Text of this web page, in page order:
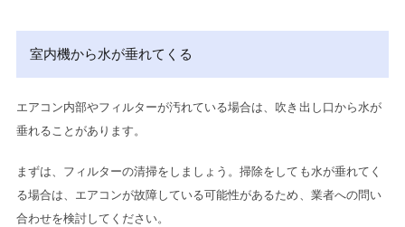
室内機から水が垂れてくる
エアコン内部やフィルターが汚れている場合は、吹き出し口から水が
垂れることがあります。
まずは、フィルターの清掃をしましょう。掃除をしても水が垂れてく
る場合は、エアコンが故障している可能性があるため、業者への問い
合わせを検討してください。